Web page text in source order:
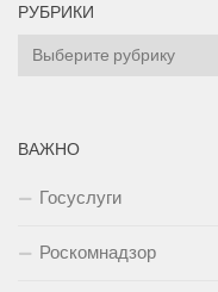
РУБРИКИ
Рубрики
ВАЖНО
Госуслуги
Роскомнадзор